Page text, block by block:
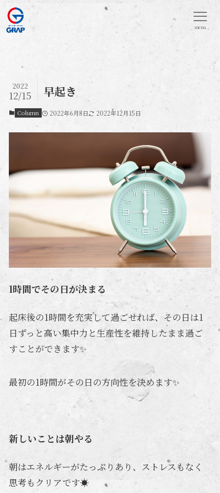
menu
早起き
2022
12/15
Column 2022年6月8日 2022年12月15日
1時間でその日が決まる
起床後の1時間を充実して過ごせれば、その日は1
日ずっと高い集中力と生産性を維持したまま過ご
すことができます✨
最初の1時間がその日の方向性を決めます✨
新しいことは朝やる
朝はエネルギーがたっぷりあり、ストレスもなく
思考もクリアです☀️